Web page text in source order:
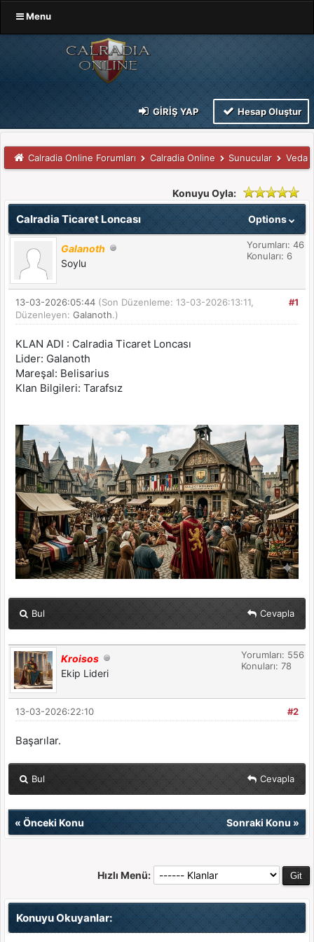
Menu
GIRIŞ YAP Hesap Oluştur
Calradia Online Forumları Calradia Online Sunucular Veda
Konuyu Oyla:
Options
Calradia Ticaret Loncası
Galanoth
Soylu
Yorumları: 46
Konuları: 6
#1
13-03-2026:05:44 (Son Düzenleme: 13-03-2026:13:11,
Düzenleyen: Galanoth.)
KLAN ADI : Calradia Ticaret Loncası
Lider: Galanoth
Mareşal: Belisarius
Klan Bilgileri: Tarafsız
Bul Cevapla
Kroisos
Ekip Lideri
Yorumları: 556
Konuları: 78
#2
13-03-2026:22:10
Başarılar.
Bul Cevapla
« Önceki Konu Sonraki Konu»
Hızlı Menü:
Konuyu Okuyanlar: